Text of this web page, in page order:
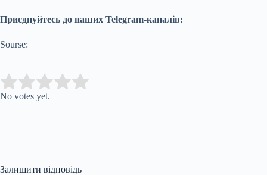
Приєднуйтесь до наших Telegram-каналів:
Sourse:
Rate this item:
No votes yet.
Залишити відповідь